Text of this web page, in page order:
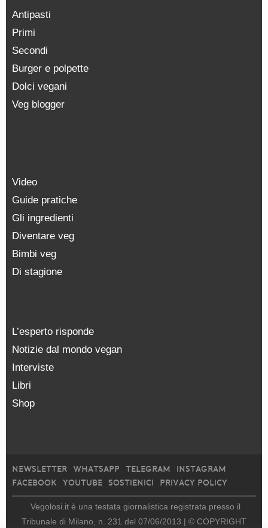
Antipasti
Primi
Secondi
Burger e polpette
Dolci vegani
Veg blogger
Video
Guide pratiche
Gli ingredienti
Diventare veg
Bimbi veg
Di stagione
L’esperto risponde
Notizie dal mondo vegan
Interviste
Libri
Shop
NEWSLETTER WHATSAPP TELEGRAM
INSTAGRAM
FACEBOOK
YOUTUBE SOSTIENICI PRIVACY POLICY
Vegolosi.it è una testata giornalistica registrata presso il
Tribunale di Milano, n. 231 del 07/06/2013 | © COPYRIGHT